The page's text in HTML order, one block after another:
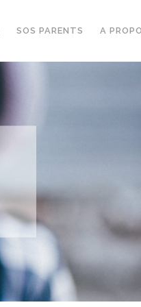
SOS PARENTS A